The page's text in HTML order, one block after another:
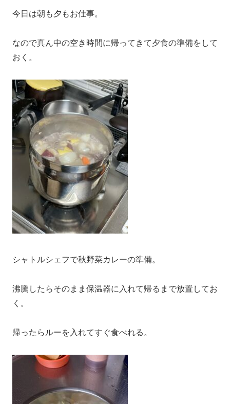
今日は朝も夕もお仕事。
なので真ん中の空き時間に帰ってきて夕食の準備をして
おく。
シャトルシェフで秋野菜カレーの準備。
沸騰したらそのまま保温器に入れて帰るまで放置してお
く。
帰ったらルーを入れてすぐ食べれる。